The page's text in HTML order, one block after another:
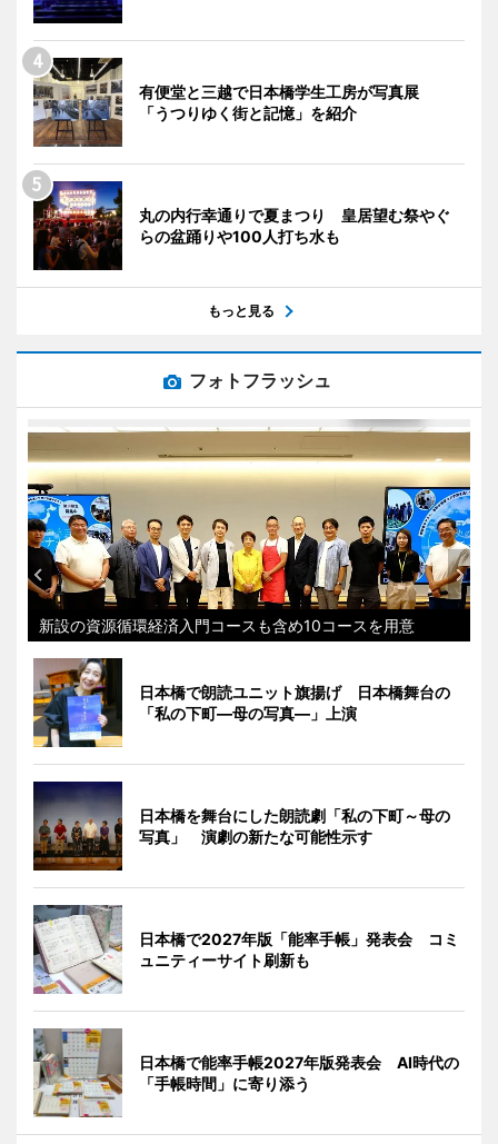
有便堂と三越で日本橋学生工房が写真展
「うつりゆく街と記憶」を紹介
丸の内行幸通りで夏まつり 皇居望む祭やぐ
らの盆踊りや100人打ち水も
もっと見る
フォトフラッシュ
新設の資源循環経済入門コースも含め10コースを用意
日本橋で朗読ユニット旗揚げ 日本橋舞台の
「私の下町―母の写真―」上演
日本橋を舞台にした朗読劇「私の下町～母の
写真」 演劇の新たな可能性示す
日本橋で2027年版「能率手帳」発表会 コミ
ュニティーサイト刷新も
日本橋で能率手帳2027年版発表会 AI時代の
「手帳時間」に寄り添う